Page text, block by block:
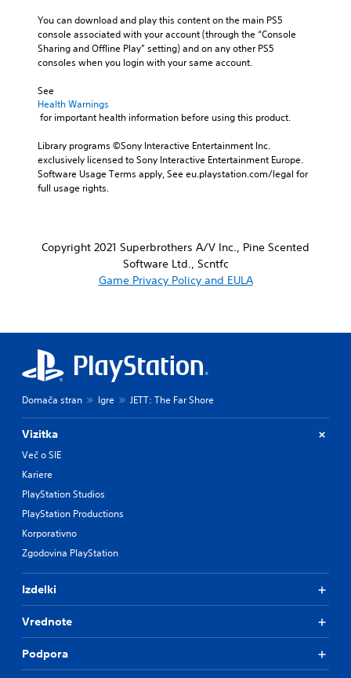
You can download and play this content on the main PS5
console associated with your account (through the “Console
Sharing and Offline Play” setting) and on any other PS5
consoles when you login with your same account.
See
Health Warnings
for important health information before using this product.
Library programs ©Sony Interactive Entertainment Inc.
exclusively licensed to Sony Interactive Entertainment Europe.
Software Usage Terms apply, See eu.playstation.com/legal for
full usage rights.
Copyright 2021 Superbrothers A/V Inc., Pine Scented
Software Ltd., Scntfc
Game Privacy Policy and EULA
Domača stran Igre JETT: The Far Shore
Vizitka
Več o SIE
Kariere
PlayStation Studios
PlayStation Productions
Korporativno
Zgodovina PlayStation
Izdelki
Vrednote
Podpora